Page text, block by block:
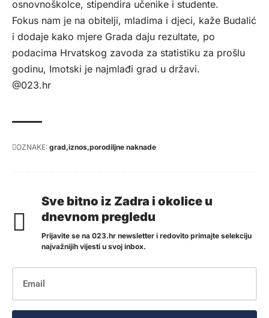
osnovnoškolce, stipendira učenike i studente.
Fokus nam je na obitelji, mladima i djeci, kaže Budalić
i dodaje kako mjere Grada daju rezultate, po
podacima Hrvatskog zavoda za statistiku za prošlu
godinu, Imotski je najmlađi grad u državi.
@023.hr
OZNAKE: grad iznos porodiljne naknade
Sve bitno iz Zadra i okolice u
dnevnom pregledu
Prijavite se na 023.hr newsletter i redovito primajte selekciju
najvažnijih vijesti u svoj inbox.